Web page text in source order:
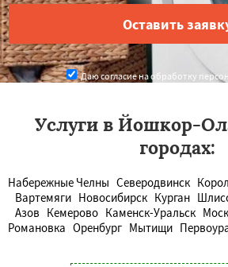
Даю согласие на обработку
Услуги в Йошкор-
городах:
Набережные Челны Северодвинск
Вартемяги Новосибирск Курган
Азов Кемерово Каменск-Уральск
Романовка Оренбург Мытищи